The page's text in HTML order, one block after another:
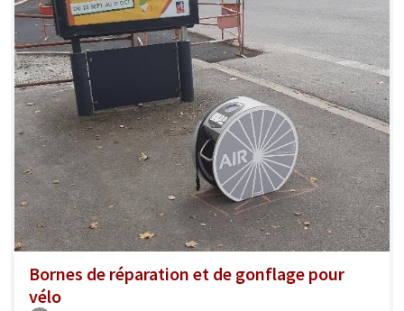
Bornes de réparation et de gonflage pour
vélo